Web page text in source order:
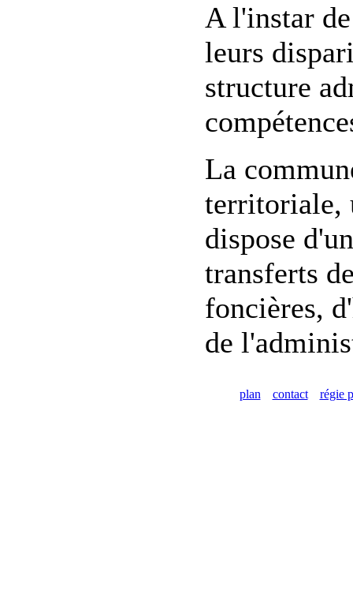
A l'instar
leurs
structure
La
territoriale,
dispose
transferts
foncières,
de
plan contact régie